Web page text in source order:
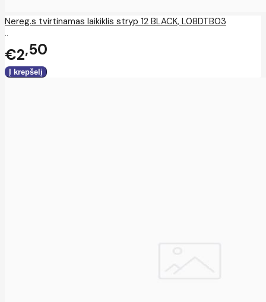
Nereg.s tvirtinamas laikiklis stryp 12 BLACK, L08DTB03
..
€2 50